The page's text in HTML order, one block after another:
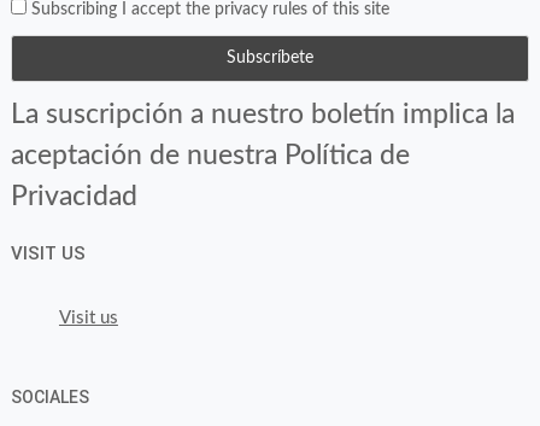
Subscribing I accept the privacy rules of this site
La suscripción a nuestro boletín implica la
aceptación de nuestra Política de
Privacidad
VISIT US
Visit us
SOCIALES